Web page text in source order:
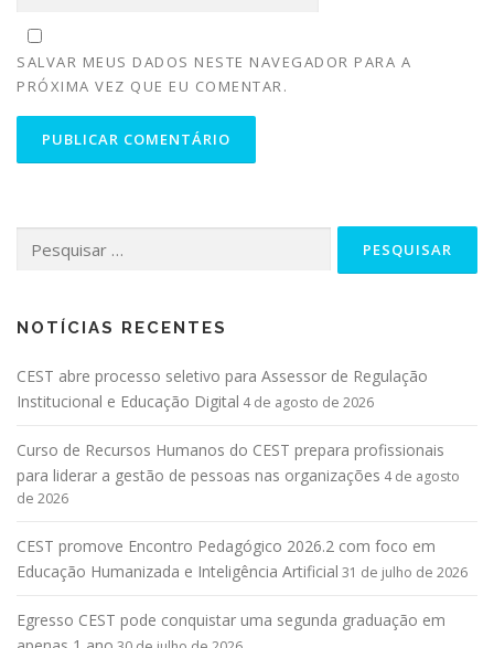
SALVAR MEUS DADOS NESTE NAVEGADOR PARA A
PRÓXIMA VEZ QUE EU COMENTAR.
NOTÍCIAS RECENTES
CEST abre processo seletivo para Assessor de Regulação
Institucional e Educação Digital 4 de agosto de 2026
Curso de Recursos Humanos do CEST prepara profissionais
para liderar a gestão de pessoas nas organizações 4 de agosto
de 2026
CEST promove Encontro Pedagógico 2026.2 com foco em
Educação Humanizada e Inteligência Artificial 31 de julho de 2026
Egresso CEST pode conquistar uma segunda graduação em